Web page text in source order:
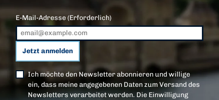
E-Mail-Adresse(Erforderlich)
Jetzt anmelden
Ich möchte den Newsletter abonnieren und willige
ein, dass meine angegebenen Daten zum Versand des
Newsletters verarbeitet werden. Die Einwilligung